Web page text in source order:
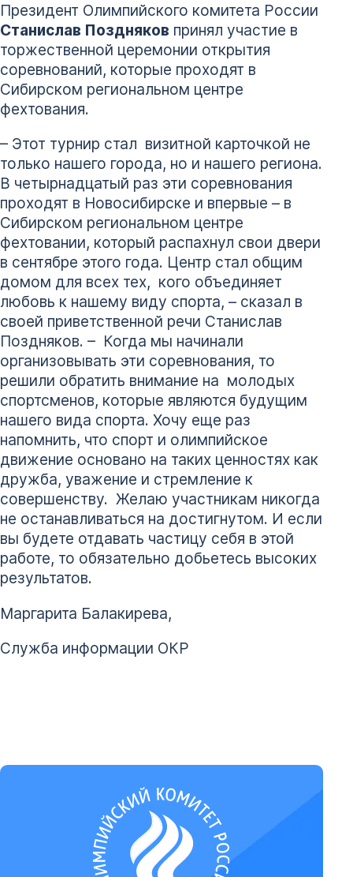
Президент Олимпийского комитета России
Станислав Поздняков принял участие в
торжественной церемонии открытия
соревнований, которые проходят в
Сибирском региональном центре
фехтования.
– Этот турнир стал визитной карточкой не
только нашего города, но и нашего региона.
В четырнадцатый раз эти соревнования
проходят в Новосибирске и впервые – в
Сибирском региональном центре
фехтовании, который распахнул свои двери
в сентябре этого года. Центр стал общим
домом для всех тех, кого объединяет
любовь к нашему виду спорта, – сказал в
своей приветственной речи Станислав
Поздняков. – Когда мы начинали
организовывать эти соревнования, то
решили обратить внимание на молодых
спортсменов, которые являются будущим
нашего вида спорта. Хочу еще раз
напомнить, что спорт и олимпийское
движение основано на таких ценностях как
дружба, уважение и стремление к
совершенству. Желаю участникам никогда
не останавливаться на достигнутом. И если
вы будете отдавать частицу себя в этой
работе, то обязательно добьетесь высоких
результатов.
Маргарита Балакирева,
Служба информации ОКР